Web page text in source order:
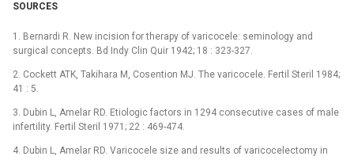
SOURCES
1. Bernardi R. New incision for therapy of varicocele: seminology and
surgical concepts. Bd Indy Clin Quir 1942; 18 : 323-327.
2. Cockett ATK, Takihara M, Cosention MJ. The varicocele. Fertil Steril 1984;
41 : 5.
3. Dubin L, Amelar RD. Etiologic factors in 1294 consecutive cases of male
infertility. Fertil Steril 1971; 22 : 469-474.
4. Dubin L, Amelar RD. Varicocele size and results of varicocelectomy in